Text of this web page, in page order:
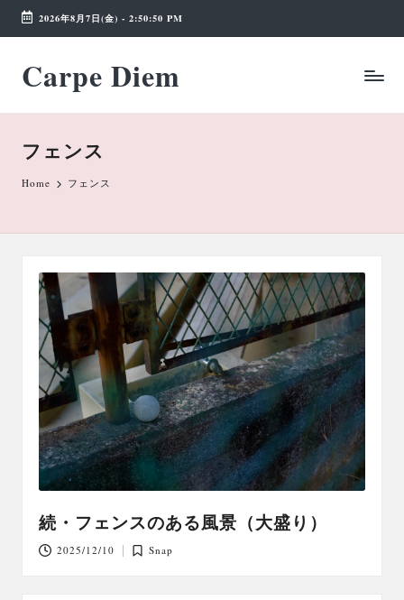
Skip
content
2026年8月7日(金) - 2:50:50 PM
Carpe Diem
Weekend
Wonderland
フェンス
Home フェンス
続・フェンスのある風景（大盛り）
2025/12/10
Posted
Snap